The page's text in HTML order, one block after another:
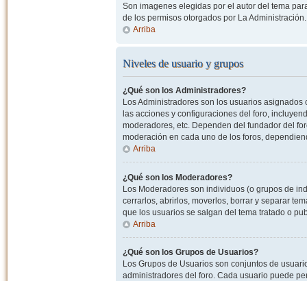
Son imagenes elegidas por el autor del tema
de los permisos otorgados por La Administración.
Arriba
Niveles de usuario y grupos
¿Qué son los Administradores?
Los Administradores son los usuarios
las acciones y configuraciones del foro,
moderadores, etc. Dependen del fundador del
moderación en cada uno de los foros,
Arriba
¿Qué son los Moderadores?
Los Moderadores son individuos (o grupos de
cerrarlos, abrirlos, moverlos, borrar y separar
que los usuarios se salgan del tema tratado o
Arriba
¿Qué son los Grupos de Usuarios?
Los Grupos de Usuarios son conjuntos de
administradores del foro. Cada usuario puede